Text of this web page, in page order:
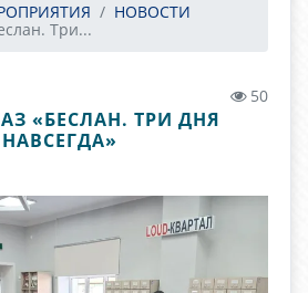
НОВОСТИ
Три...
50
«БЕСЛАН. ТРИ ДНЯ
НАВСЕГДА»